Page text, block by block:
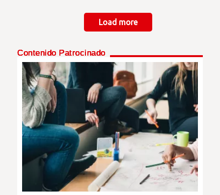
Load more
Contenido Patrocinado